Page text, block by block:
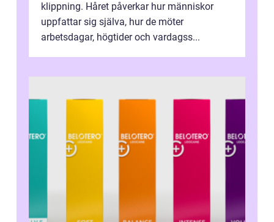
klippning. Håret påverkar hur människor
uppfattar sig själva, hur de möter
arbetsdagar, högtider och vardagss...